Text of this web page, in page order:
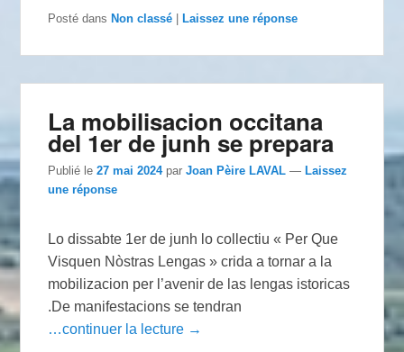
Posté dans Non classé Laissez une réponse
La mobilisacion occitana
del 1er de junh se prepara
Publié le27 mai 2024 parJoan Pèire LAVAL —Laissez
une réponse
Lo dissabte 1er de junh lo collectiu « Per Que
Visquen Nòstras Lengas » crida a tornar a la
mobilizacion per l’avenir de las lengas istoricas
.De manifestacions se tendran
…continuer la lecture →